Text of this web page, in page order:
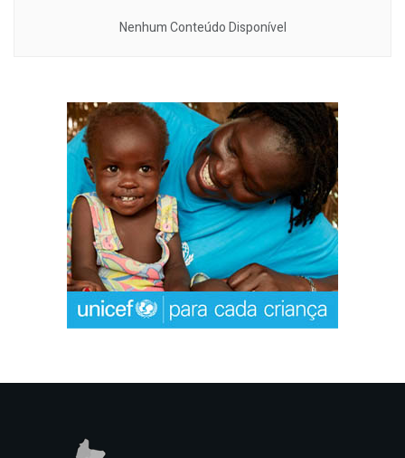
Nenhum Conteúdo Disponível